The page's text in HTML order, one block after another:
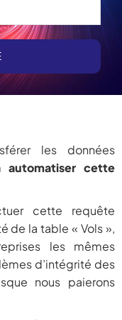
les données
cette
cette requête
de la table « Vols »,
les mêmes
d’intégrité des
nous paierons